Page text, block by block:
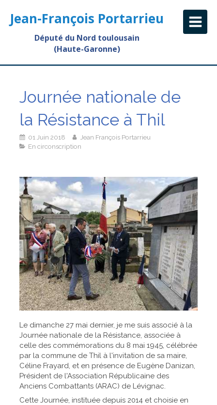
Jean-François Portarrieu
Député du Nord toulousain
(Haute-Garonne)
Journée nationale de
la Résistance à Thil
01 Juin 2018
Jean François Portarrieu
En circonscription
Le dimanche 27 mai dernier, je me suis associé à la
Journée nationale de la Résistance, associée à
celle des commémorations du 8 mai 1945, célébrée
par la commune de Thil à l'invitation de sa maire,
Céline Frayard, et en présence de Eugène Danizan,
Président de l'Association Républicaine des
Anciens Combattants (ARAC) de Lévignac.
Cette Journée, instituée depuis 2014 et choisie en